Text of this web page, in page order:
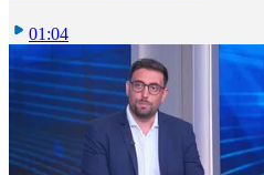
01:04